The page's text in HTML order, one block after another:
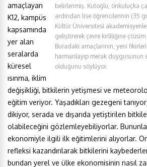
belirlenmiş. Kutoğlu, önkuluçka
ardından lise öğrencilerinin (35
Kültür Üniversitesi
geliştirerek çevre kirliliğine çözüm
Buradaki amaçlarının, yeni
harmanlayıp merak duygusunun
olduğunu söylüyor.
amaçlayan
K12, kampüs
kapsamında
yer alan
seralarda
küresel
ısınma, iklim
değişikliği, bitkilerin yetişmesi ve
eğitim veriyor. Yaşadıkları gezegeni
dikiyor, serada ve dışarıda yetiştirilen
olabileceğini gözlemleyebiliyorlar. Bununla
ekonomiyle ilgili ilk eğitimlerini alıyorlar.
refleksi kazandırılarak bitkilerini
bundan yerel ve ülke ekonomisinin nasıl